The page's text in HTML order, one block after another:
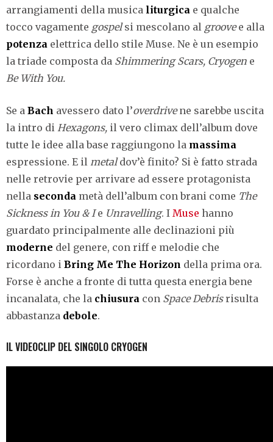
arrangiamenti della musica liturgica e qualche
tocco vagamente gospelsi mescolano al groovee alla
potenza elettrica dello stile Muse. Ne è un esempio
la triade composta da Shimmering Scars, Cryogen e
Be With You.
Se a Bach avessero dato l’overdrivene sarebbe uscita
la intro di Hexagons, il vero climax dell’album dove
tutte le idee alla base raggiungono la massima
espressione. E il metaldov’è finito? Si è fatto strada
nelle retrovie per arrivare ad essere protagonista
nella seconda metà dell’album con brani come The
Sickness in You & Ie Unravelling. I Muse hanno
guardato principalmente alle declinazioni più
moderne del genere, con riff e melodie che
ricordano i Bring Me The Horizon della prima ora.
Forse è anche a fronte di tutta questa energia bene
incanalata, che la chiusura con Space Debrisrisulta
abbastanza debole.
IL VIDEOCLIP DEL SINGOLO CRYOGEN